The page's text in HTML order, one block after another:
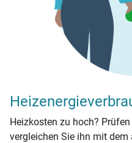
Heizkosten zu hoch?
vergleichen Sie ihn mit